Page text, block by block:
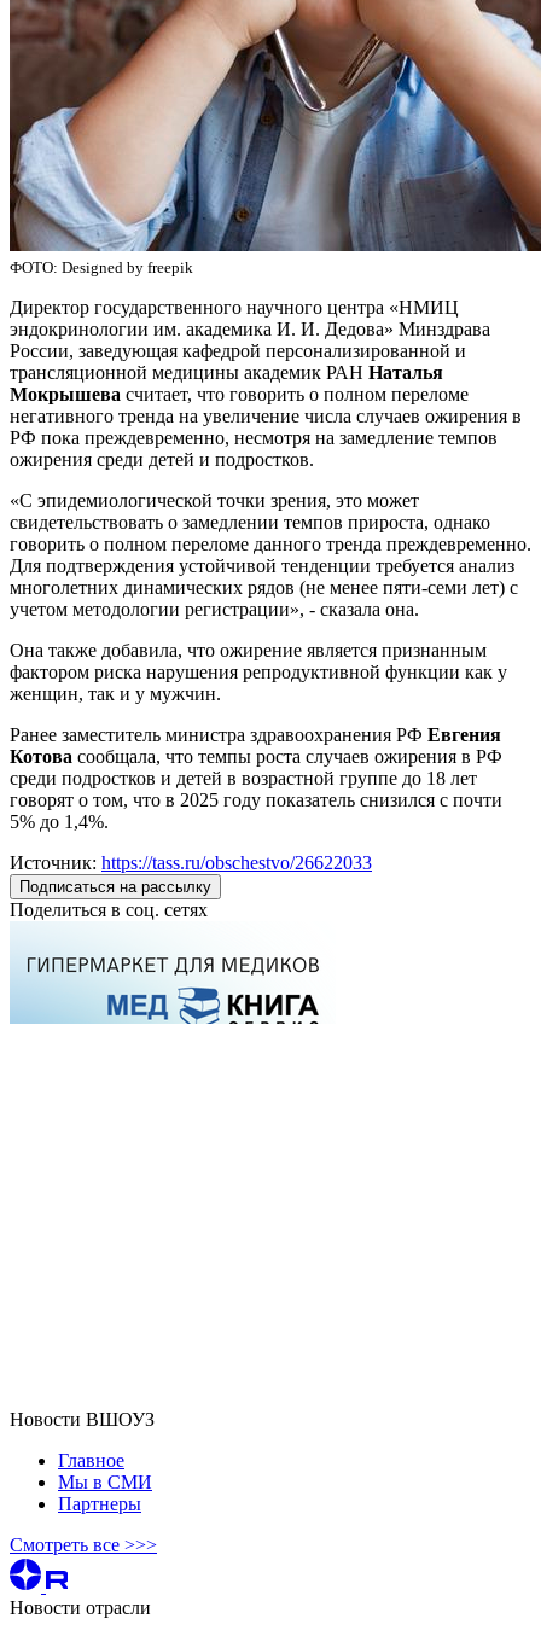
ФОТО: Designed by freepik
Директор государственного научного центра «НМИЦ
эндокринологии им. академика И. И. Дедова» Минздрава
России, заведующая кафедрой персонализированной и
трансляционной медицины академик РАН Наталья
Мокрышева считает, что говорить о полном переломе
негативного тренда на увеличение числа случаев ожирения в
РФ пока преждевременно, несмотря на замедление темпов
ожирения среди детей и подростков.
«С эпидемиологической точки зрения, это может
свидетельствовать о замедлении темпов прироста, однако
говорить о полном переломе данного тренда преждевременно.
Для подтверждения устойчивой тенденции требуется анализ
многолетних динамических рядов (не менее пяти-семи лет) с
учетом методологии регистрации», - сказала она.
Она также добавила, что ожирение является признанным
фактором риска нарушения репродуктивной функции как у
женщин, так и у мужчин.
Ранее заместитель министра здравоохранения РФ Евгения
Котова сообщала, что темпы роста случаев ожирения в РФ
среди подростков и детей в возрастной группе до 18 лет
говорят о том, что в 2025 году показатель снизился с почти
5% до 1,4%.
Источник: https://tass.ru/obschestvo/26622033
Подписаться на рассылку
Поделиться в соц. сетях
Новости ВШОУЗ
Главное
Мы в СМИ
Партнеры
Смотреть все >>>
Новости отрасли